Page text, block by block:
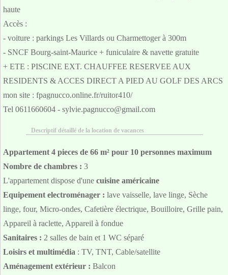
haute
Accès :
- voiture : parkings Les Villards ou Charmettoger à 300m
- SNCF Bourg-saint-Maurice + funiculaire & navette gratuite
+ ETE : PISCINE EXT. CHAUFFEE RESERVEE AUX
RESIDENTS & ACCES DIRECT A PIED AU GOLF DES ARCS
mon site : fpagnucco.online.fr/ruitor410/
Tel 0611660604 - sylvie.pagnucco@gmail.com
Descriptif détaillé de la location de vacances
Appartement 4 pieces de 66 m² pour 10 personnes maximum
Nombre de chambres : 3
L'appartement dispose d'une cuisine américaine
Equipement electroménager : lave vaisselle, lave linge, Sèche
linge, four, Micro-ondes, Cafetière électrique, Bouilloire, Grille pain,
Appareil à raclette, Appareil à fondue
Sanitaires : 2 salles de bain et 1 WC séparé
Loisirs et multimédia : TV, TNT, Cable/satellite
Aménagement extérieur : Balcon